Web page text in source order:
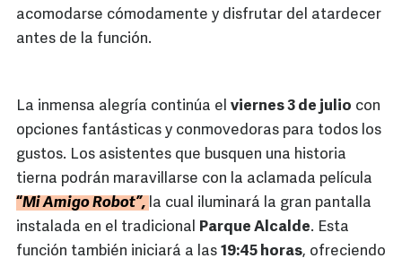
acomodarse cómodamente y disfrutar del atardecer
antes de la función.
La inmensa alegría continúa el viernes 3 de julio con
opciones fantásticas y conmovedoras para todos los
gustos. Los asistentes que busquen una historia
tierna podrán maravillarse con la aclamada película
“Mi Amigo Robot”, la cual iluminará la gran pantalla
instalada en el tradicional Parque Alcalde. Esta
función también iniciará a las 19:45 horas, ofreciendo